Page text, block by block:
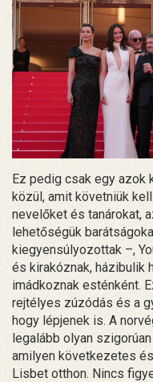
Ez pedig csak egy azok
közül, amit követniük
nevelőket és tanárokat,
lehetőségük
kiegyensúlyozottak –,
és kirakóznak, házibulik
imádkoznak esténként.
rejtélyes zúzódás és a
hogy lépjenek is. A
legalább olyan
amilyen következetes
Lisbet otthon. Nincs